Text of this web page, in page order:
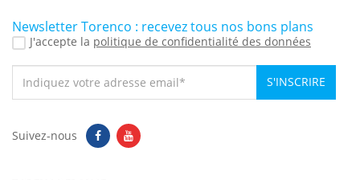
Newsletter Torenco : recevez tous nos bons plans
J'accepte la politique de confidentialité des données
S'INSCRIRE
Suivez-nous